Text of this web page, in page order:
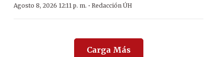
Agosto 8, 2026 12:11 p. m. · Redacción ÚH
Carga Más